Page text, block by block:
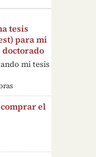
tesis
para mi
mi tesis
el